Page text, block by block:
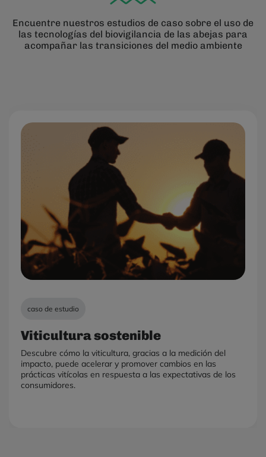
Encuentre nuestros estudios de caso sobre el uso de
las tecnologías del biovigilancia de las abejas para
acompañar las transiciones del medio ambiente
caso de estudio
Viticultura sostenible
Descubre cómo la viticultura, gracias a la medición del
impacto, puede acelerar y promover cambios en las
prácticas vitícolas en respuesta a las expectativas de los
consumidores.